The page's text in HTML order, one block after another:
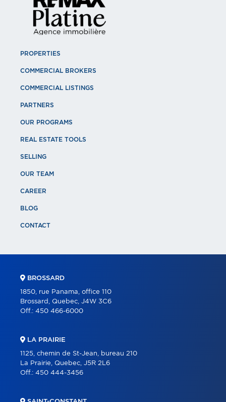
PROPERTIES
COMMERCIAL BROKERS
COMMERCIAL LISTINGS
PARTNERS
OUR PROGRAMS
REAL ESTATE TOOLS
SELLING
OUR TEAM
CAREER
BLOG
CONTACT
BROSSARD
1850, rue Panama, office 110
Brossard, Quebec, J4W 3C6
Off.: 450 466-6000
LA PRAIRIE
1125, chemin de St-Jean, bureau 210
La Prairie, Quebec, J5R 2L6
Off.: 450 444-3456